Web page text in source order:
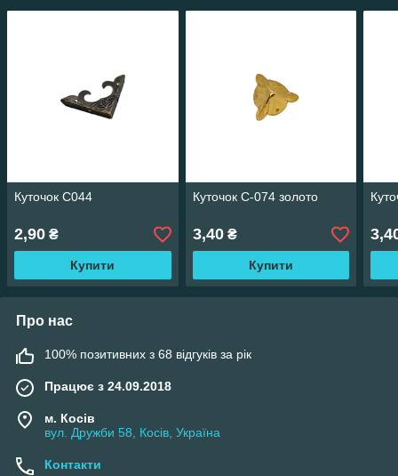
Куточок С044
2,90 ₴
Купити
Куточок С-074 золото
3,40₴
Купити
Про нас
100% позитивних з 68 відгуків за рік
Працює з 24.09.2018
м. Косів
вул. Дружби 58, Косів, Україна
Контакти